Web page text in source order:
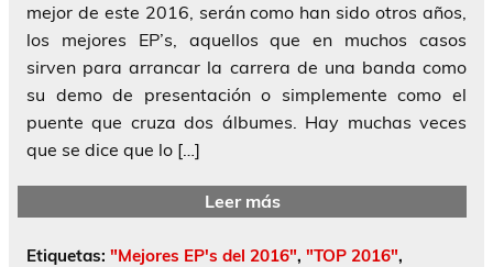
mejor de este 2016, serán como han sido otros años,
los mejores EP’s, aquellos que en muchos casos
sirven para arrancar la carrera de una banda como
su demo de presentación o simplemente como el
puente que cruza dos álbumes. Hay muchas veces
que se dice que lo […]
Leer más
Etiquetas: "Mejores EP's del 2016", "TOP 2016",